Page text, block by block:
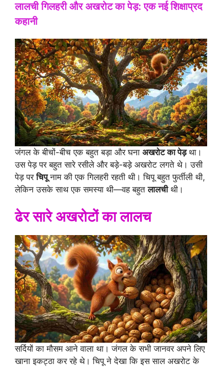
लालची गिलहरी और अखरोट का पेड़: एक नई शिक्षाप्रद
कहानी
जंगल के बीचों-बीच एक बहुत बड़ा और घना अखरोट का पेड़था।
उस पेड़ पर बहुत सारे रसीले और बड़े-बड़े अखरोट लगते थे। उसी
पेड़ परचिपूनाम की एक गिलहरी रहती थी। चिपू बहुत फुर्तीली थी,
लेकिन उसके साथ एक समस्या थी—वह बहुतलालचीथी।
ढेर सारे अखरोटों का लालच
सर्दियों का मौसम आने वाला था। जंगल के सभी जानवर अपने लिए
खाना इकट्ठा कर रहे थे। चिपू ने देखा कि इस साल अखरोट के